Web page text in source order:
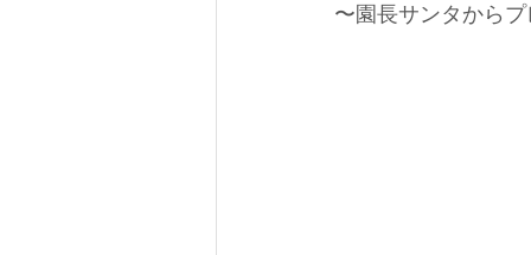
〜園長サンタから